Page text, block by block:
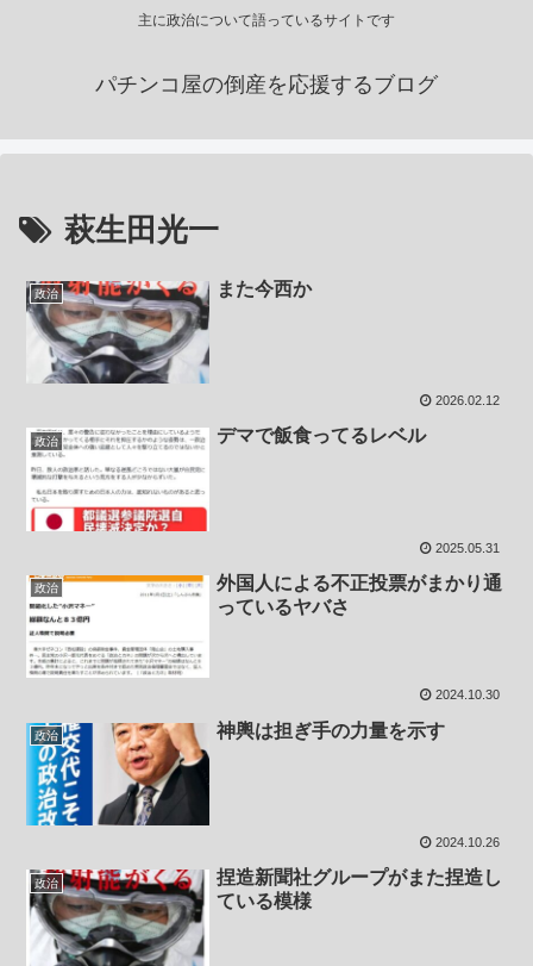
主に政治について語っているサイトです
パチンコ屋の倒産を応援するブログ
萩生田光一
政治 また今西か
2026.02.12
政治 デマで飯食ってるレベル
2025.05.31
政治
外国人による不正投票がまかり通
っているヤバさ
2024.10.30
政治 神輿は担ぎ手の力量を示す
2024.10.26
政治
捏造新聞社グループがまた捏造し
ている模様